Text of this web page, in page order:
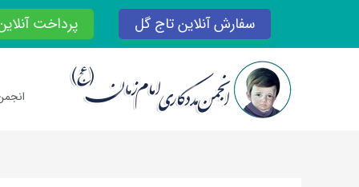
محتوا
سفارش آنلاین تاج گل پرداخت